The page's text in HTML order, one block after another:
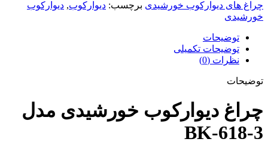
BK-
618-
3
عدد
چراغ های دیوارکوب خورشیدی برچسب: دیوارکوب, دیوارکوب
خورشیدی
توضیحات
توضیحات تکمیلی
نظرات (0)
توضیحات
چراغ دیوارکوب خورشیدی مدل
BK-618-3